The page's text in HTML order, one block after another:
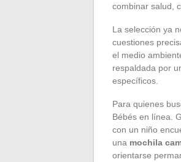
combinar salud,
La selección ya
cuestiones
el medio
respaldada por
específicos.
Para quienes
Bébés en línea.
con un niño
una mochila
orientarse